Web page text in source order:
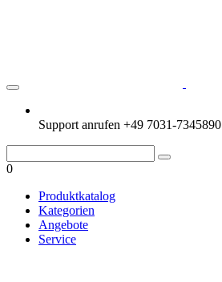
Support anrufen +49 7031-7345890
0
Produktkatalog
Kategorien
Angebote
Service